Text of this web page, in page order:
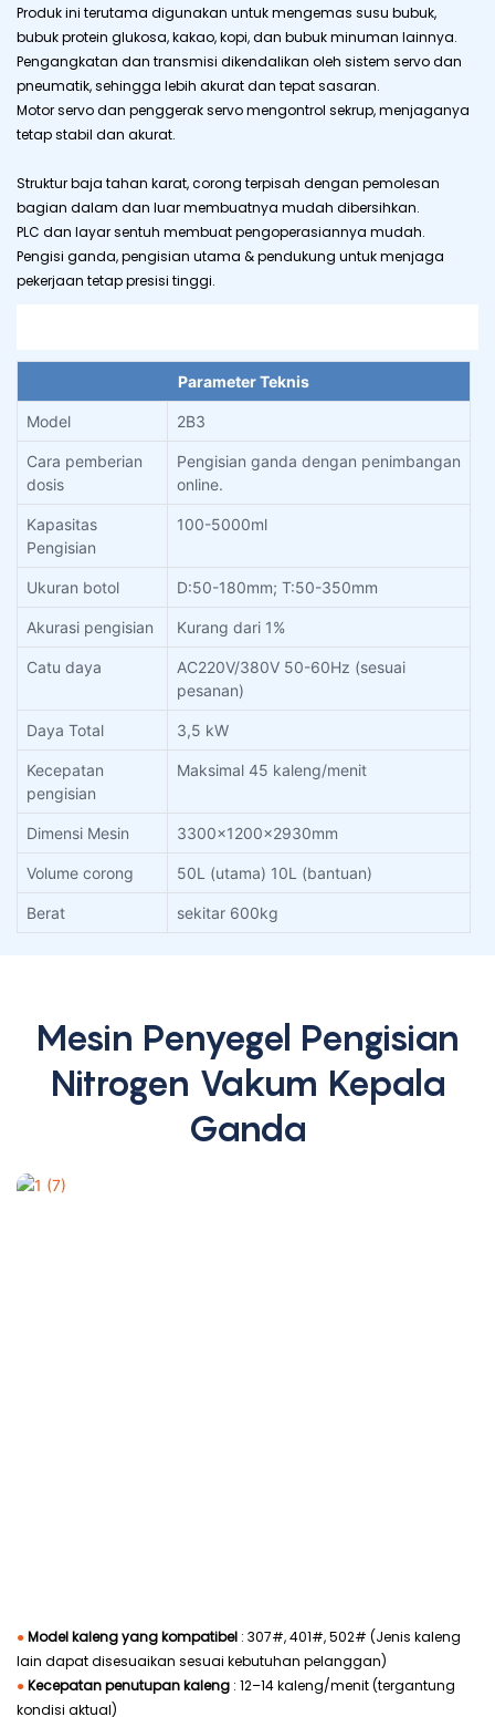
Produk ini terutama digunakan untuk mengemas susu bubuk,
bubuk protein glukosa, kakao, kopi, dan bubuk minuman lainnya.
Pengangkatan dan transmisi dikendalikan oleh sistem servo dan
pneumatik, sehingga lebih akurat dan tepat sasaran.
Motor servo dan penggerak servo mengontrol sekrup, menjaganya
tetap stabil dan akurat.
Struktur baja tahan karat, corong terpisah dengan pemolesan
bagian dalam dan luar membuatnya mudah dibersihkan.
PLC dan layar sentuh membuat pengoperasiannya mudah.
Pengisi ganda, pengisian utama & pendukung untuk menjaga
pekerjaan tetap presisi tinggi.
Parameter Teknis
Model 2B3
Cara pemberian
dosis
Pengisian ganda dengan penimbangan
online.
Kapasitas
Pengisian
100-5000ml
Ukuran botol D:50-180mm; T:50-350mm
Akurasi pengisian Kurang dari 1%
Catu daya
AC220V/380V 50-60Hz (sesuai
pesanan)
Daya Total 3,5 kW
Kecepatan
pengisian
Maksimal 45 kaleng/menit
Dimensi Mesin 3300x1200x2930mm
Volume corong 50L (utama) 10L (bantuan)
Berat sekitar 600kg
Mesin Penyegel Pengisian
Nitrogen Vakum Kepala
Ganda
●Model kaleng yang kompatibel : 307#, 401#, 502# (Jenis kaleng
lain dapat disesuaikan sesuai kebutuhan pelanggan)
●Kecepatan penutupan kaleng : 12–14 kaleng/menit (tergantung
kondisi aktual)